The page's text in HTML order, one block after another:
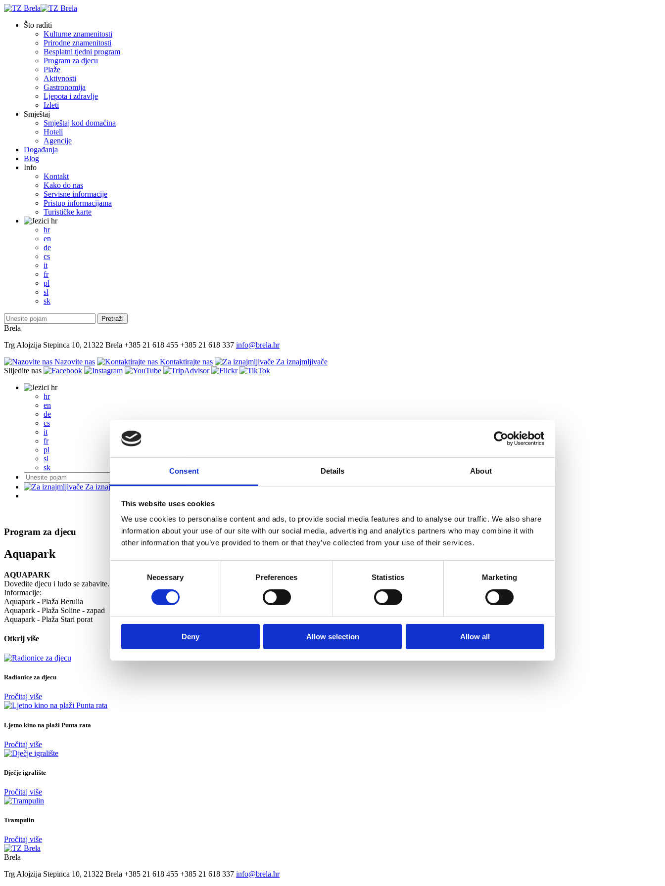
Consent Details About
This website uses cookies
We use cookies to personalise content and ads, to provide social media features and to analyse our traffic. We also share
information about your use of our site with our social media, advertising and analytics partners who may combine it with
other information that you’ve provided to them or that they’ve collected from your use of their services.
Necessary Preferences Statistics Marketing
Deny Allow selection Allow all
Što raditi
Kulturne znamenitosti
Prirodne znamenitosti
Besplatni tjedni program
Program za djecu
Plaže
Aktivnosti
Gastronomija
Ljepota i zdravlje
Izleti
Smještaj
Smještaj kod domaćina
Hoteli
Agencije
Događanja
Blog
Info
Kontakt
Kako do nas
Servisne informacije
Pristup informacijama
Turističke karte
hr
hr
en
de
cs
it
fr
pl
sl
sk
Brela
Trg Alojzija Stepinca 10, 21322 Brela +385 21 618 455 +385 21 618 337 info@brela.hr
Nazovite nas
Kontaktirajte nas
Za iznajmljivače
Slijedite nas
hr
hr
en
de
cs
it
fr
pl
sl
sk
Za iznajmljivače
Program za djecu
Aquapark
AQUAPARK
Dovedite djecu i ludo se zabavite. Nudi veliki izbor elemenata za zabavu, a osim djece vole ga i odrasli.
Informacije:
Aquapark - Plaža Berulia
Aquapark - Plaža Soline - zapad
Aquapark - Plaža Stari porat
Otkrij više
Radionice za djecu
Pročitaj više
Ljetno kino na plaži Punta rata
Pročitaj više
Dječje igralište
Pročitaj više
Trampulin
Pročitaj više
Brela
Trg Alojzija Stepinca 10, 21322 Brela +385 21 618 455 +385 21 618 337 info@brela.hr